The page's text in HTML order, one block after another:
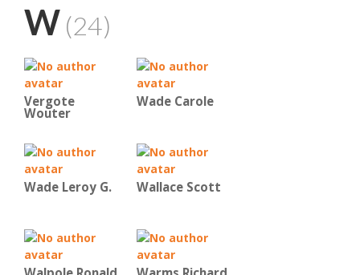
W (24)
Vergote
Wouter
Wade Carole
Wade Leroy G. Wallace Scott